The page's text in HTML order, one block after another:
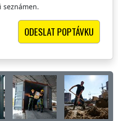
seznámen.